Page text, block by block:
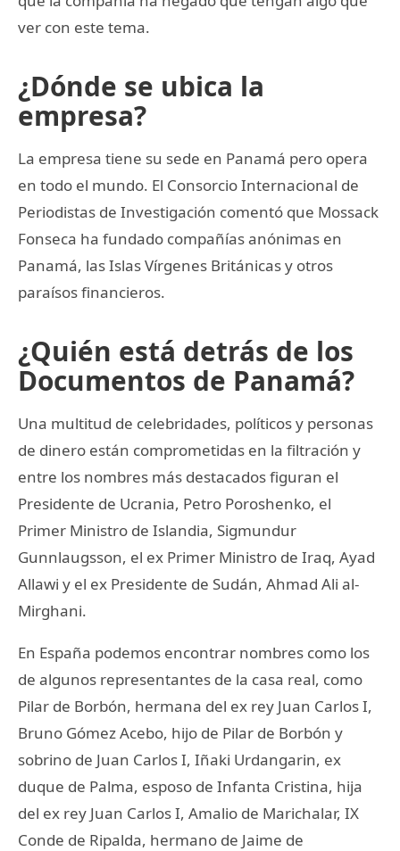
ver con este tema.
¿Dónde se ubica la
empresa?
La empresa tiene su sede en Panamá pero opera
en todo el mundo. El Consorcio Internacional de
Periodistas de Investigación comentó que Mossack
Fonseca ha fundado compañías anónimas en
Panamá, las Islas Vírgenes Británicas y otros
paraísos financieros.
¿Quién está detrás de los
Documentos de Panamá?
Una multitud de celebridades, políticos y personas
de dinero están comprometidas en la filtración y
entre los nombres más destacados figuran el
Presidente de Ucrania, Petro Poroshenko, el
Primer Ministro de Islandia, Sigmundur
Gunnlaugsson, el ex Primer Ministro de Iraq, Ayad
Allawi y el ex Presidente de Sudán, Ahmad Ali al-
Mirghani.
En España podemos encontrar nombres como los
de algunos representantes de la casa real, como
Pilar de Borbón, hermana del ex rey Juan Carlos I,
Bruno Gómez Acebo, hijo de Pilar de Borbón y
sobrino de Juan Carlos I, Iñaki Urdangarin, ex
duque de Palma, esposo de Infanta Cristina, hija
del ex rey Juan Carlos I, Amalio de Marichalar, IX
Conde de Ripalda, hermano de Jaime de